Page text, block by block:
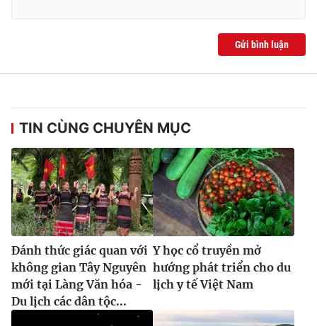
Gửi bình luận
TIN CÙNG CHUYÊN MỤC
Đánh thức giác quan với
không gian Tây Nguyên
mới tại Làng Văn hóa -
Du lịch các dân tộc...
Y học cổ truyền mở
hướng phát triển cho du
lịch y tế Việt Nam